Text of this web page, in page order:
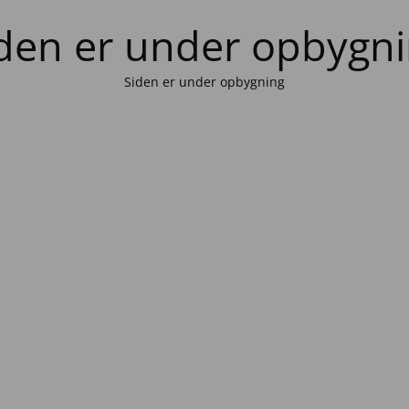
er under
Siden er under opbygning